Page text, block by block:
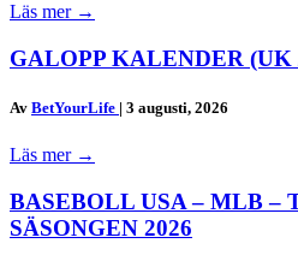
Läs mer →
GALOPP KALENDER (UK
Av BetYourLife | 3 augusti, 2026
Läs mer →
BASEBOLL USA – MLB –
SÄSONGEN 2026